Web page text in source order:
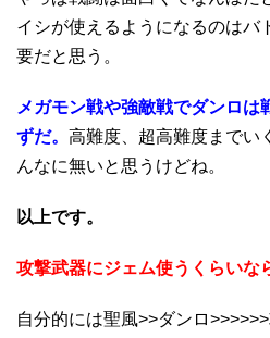
イシが使えるようになるのはバ
要だと思う。
メガモン戦や強敵戦でダンロは
ずだ。 高難度、超高難度までい
んなに無いと思うけどね。
以上です。
攻撃武器にジェム使うくらいな
自分的には聖風>>ダンロ